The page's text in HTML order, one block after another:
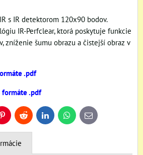
s IR detektorom 120x90 bodov.
IR-Perfclear, ktorá poskytuje funkcie
zníženie šumu obrazu a čistejší obraz v
.pdf
formáte .pdf
PinterestReddit LinkedInWhatsApp
E-
mail